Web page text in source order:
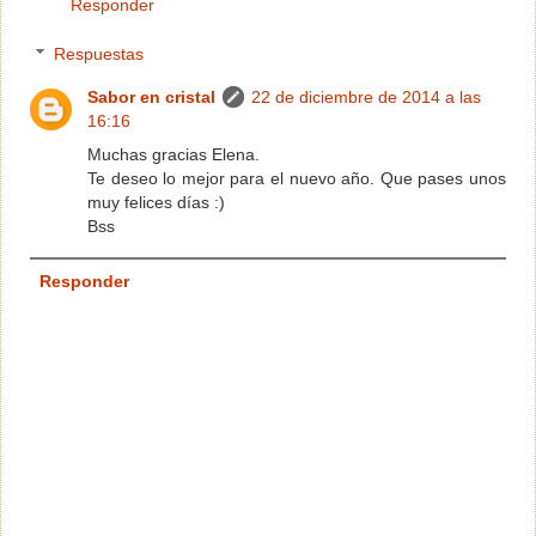
Responder
Respuestas
Sabor en cristal
22 de diciembre de 2014 a las
16:16
Muchas gracias Elena.
Te deseo lo mejor para el nuevo año. Que pases unos
muy felices días :)
Bss
Responder